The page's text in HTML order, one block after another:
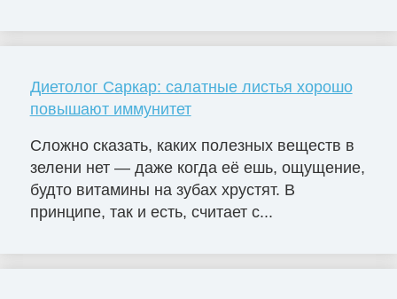
Диетолог Саркар: салатные листья хорошо
повышают иммунитет
Сложно сказать, каких полезных веществ в
зелени нет — даже когда её ешь, ощущение,
будто витамины на зубах хрустят. В
принципе, так и есть, считает с...